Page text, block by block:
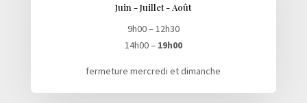
Juin - Juillet - Août
9h00 – 12h30
14h00 – 19h00
fermeture mercredi et dimanche